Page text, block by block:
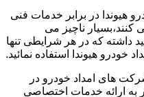
هیوندا در برابر خدمات فنی
ناچیز می
داشته که در هر شرایطی تنها
خودرو هیوندا استفاده نمائید.
های امداد خودرو در
ارائه خدمات اختصاصی